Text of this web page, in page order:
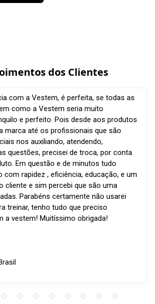
dos Clientes
com a Vestem, é perfeita, se todas as
como a Vestem seria muito
e perfeito. Pois desde aos produtos
marca até os profissionais que são
nos auxiliando, atendendo,
questões, precisei de troca, por conta
Em questão e de minutos tudo
com rapidez , eficiência, educação, e um
cliente e sim percebi que são uma
Parabéns certamente não usarei
treinar, tenho tudo que preciso
a vestem! Muitíssimo obrigada!